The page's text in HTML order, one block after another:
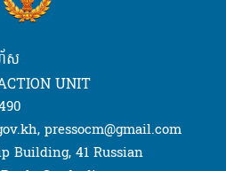
ស
UNIT
pressocm@gmail.com
Building, 41 Russian